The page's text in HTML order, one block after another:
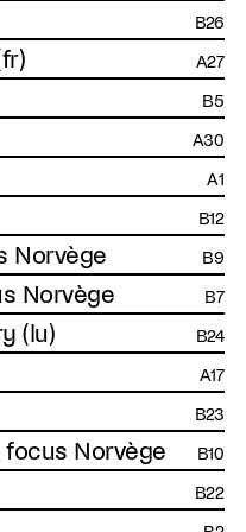
B26
A27
B5
A30
A1
B12
Norvège B9
Norvège B7
(lu) B24
A17
B23
focus Norvège B10
B22